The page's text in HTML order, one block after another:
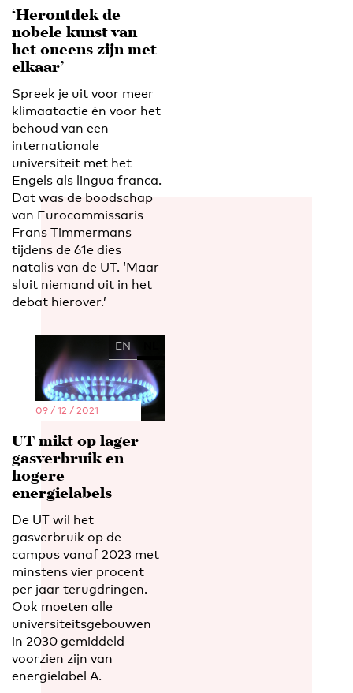
‘Herontdek de
nobele kunst van
het oneens zijn met
elkaar’
Spreek je uit voor meer
klimaatactie én voor het
behoud van een
internationale
universiteit met het
Engels als lingua franca.
Dat was de boodschap
van Eurocommissaris
Frans Timmermans
tijdens de 61e dies
natalis van de UT. ‘Maar
sluit niemand uit in het
debat hierover.’
EN
09 / 12 / 2021
UT mikt op lager
gasverbruik en
hogere
energielabels
De UT wil het
gasverbruik op de
campus vanaf 2023 met
minstens vier procent
per jaar terugdringen.
Ook moeten alle
universiteitsgebouwen
in 2030 gemiddeld
voorzien zijn van
energielabel A.